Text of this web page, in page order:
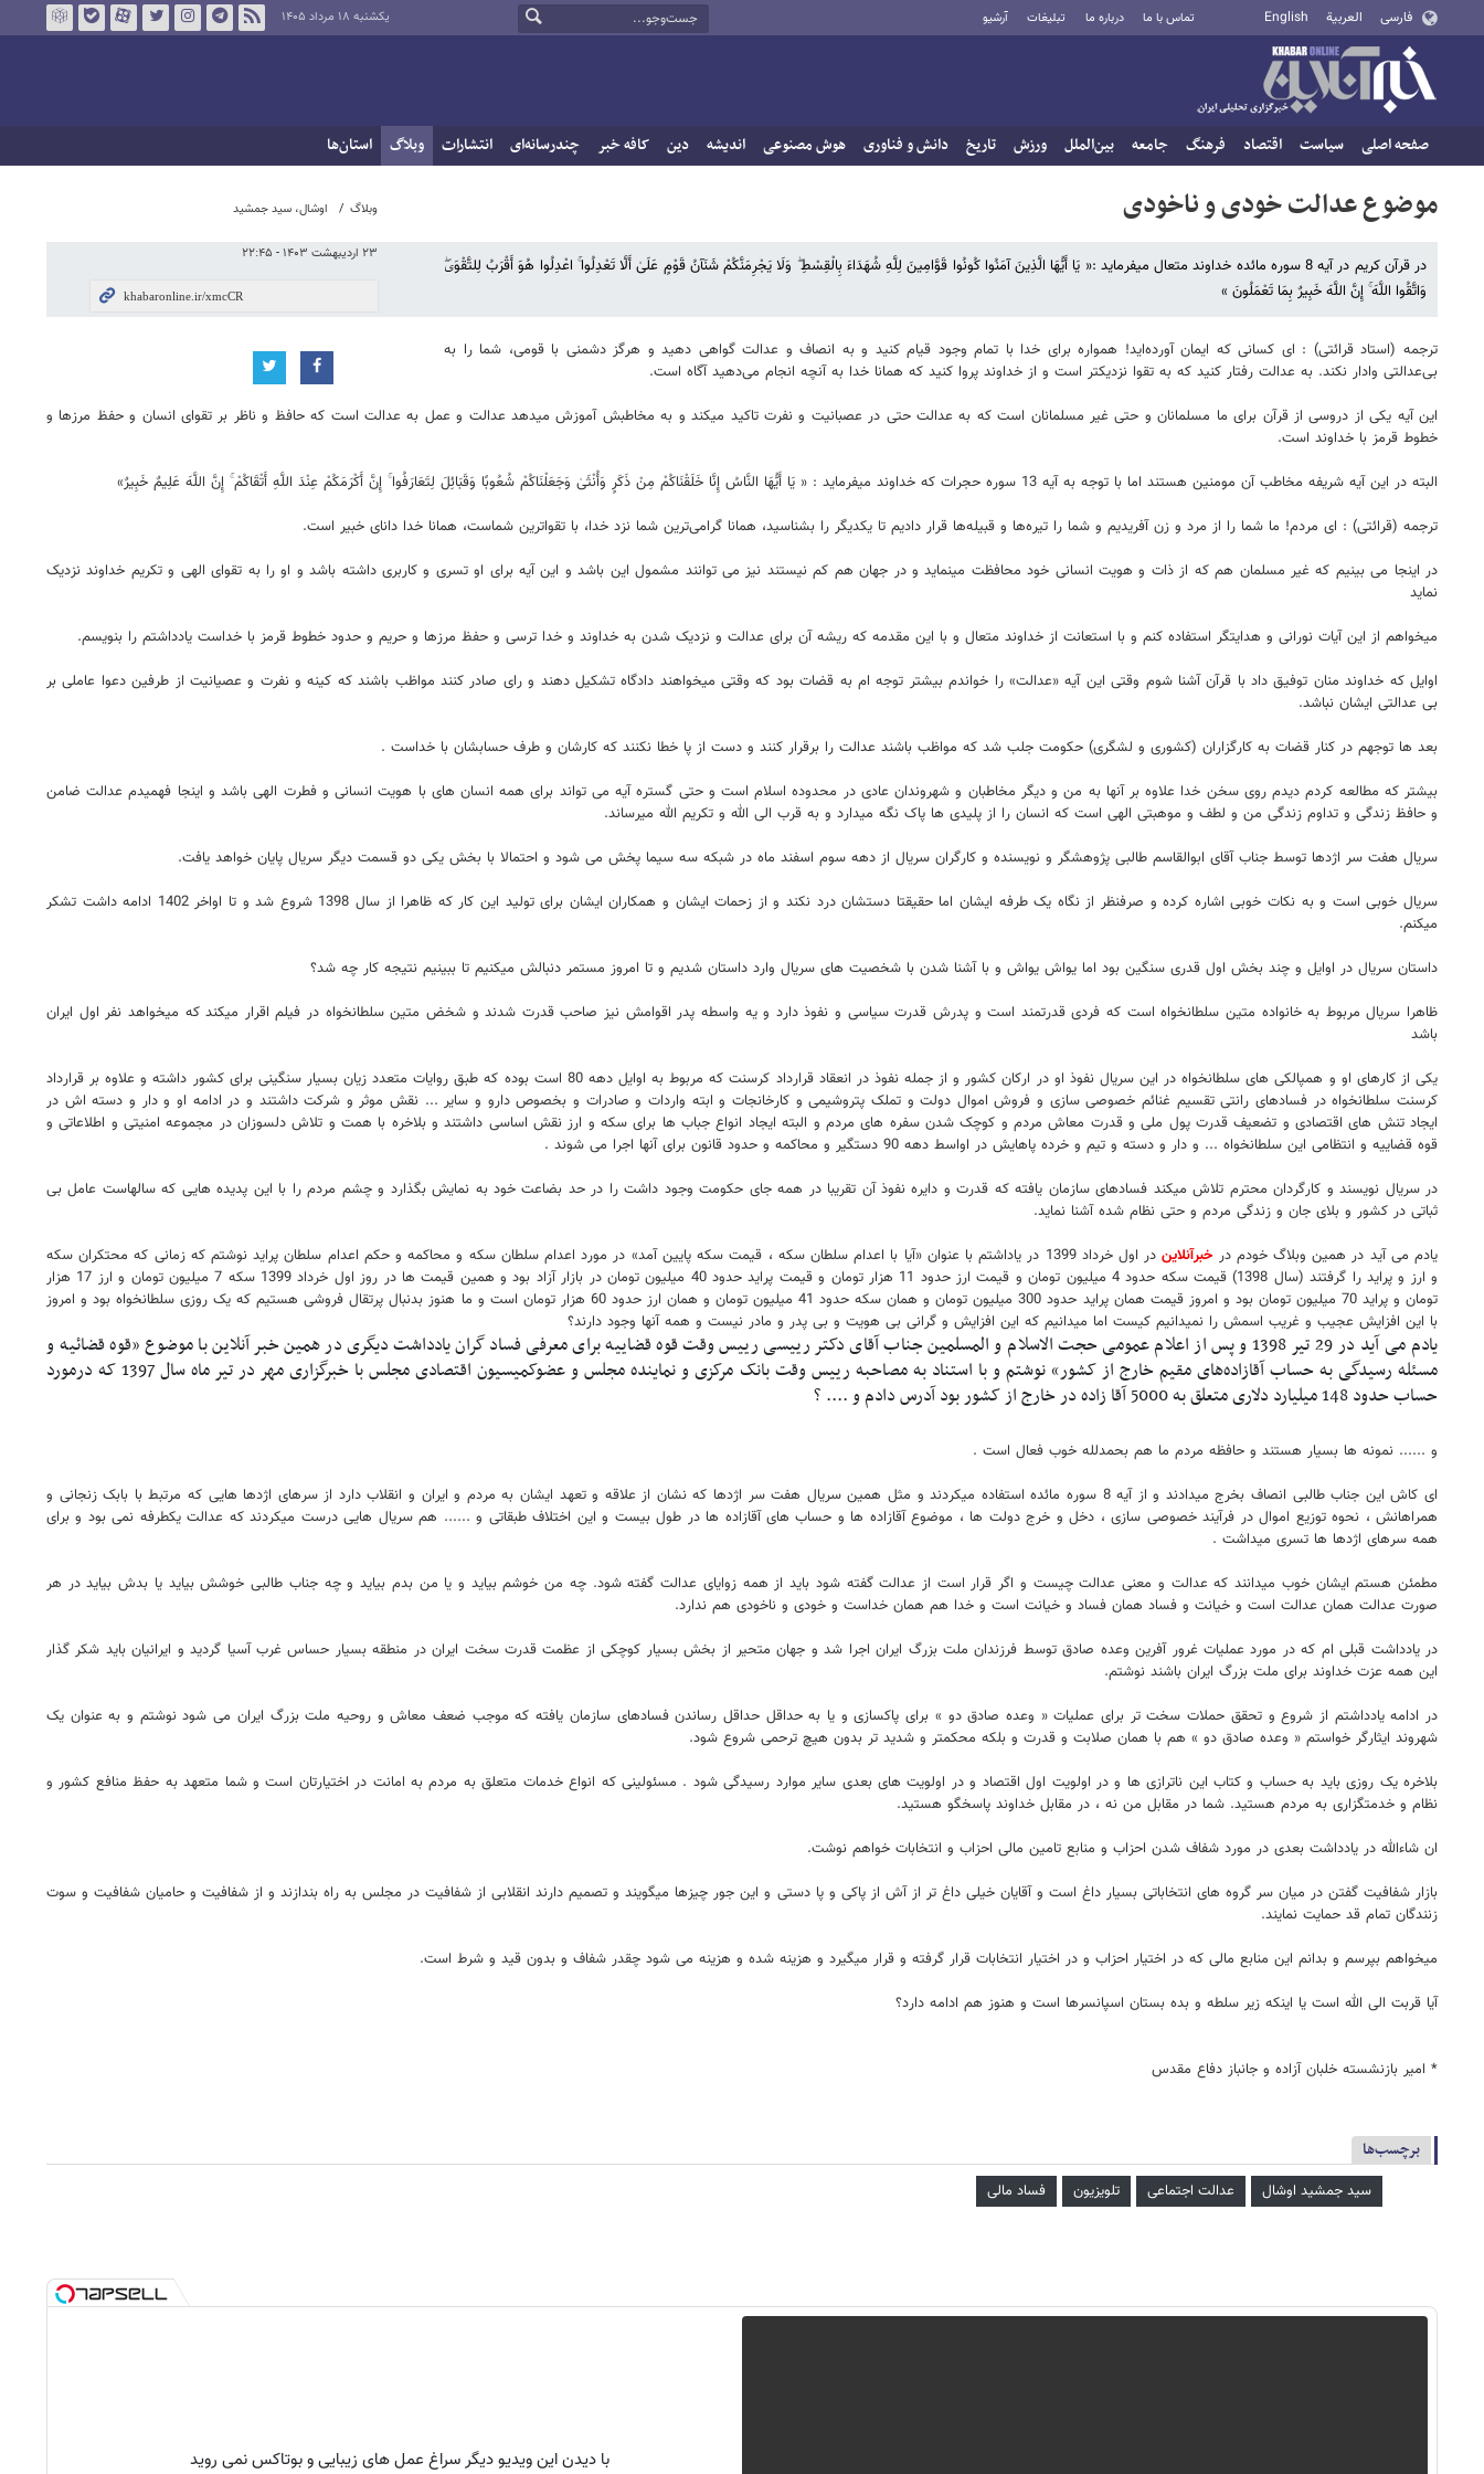
فارسی العربية English تماس با ما درباره ما تبلیغات آرشیو یکشنبه ۱۸ مرداد ۱۴۰۵
صفحه اصلی سیاست اقتصاد فرهنگ جامعه بین‌الملل ورزش تاریخ دانش و فناوری هوش مصنوعی اندیشه دین کافه خبر چندرسانه‌ای انتشارات وبلاگ استان‌ها
وبلاگ اوشال، سید جمشید
۲۳ اردیبهشت ۱۴۰۳ - ۲۲:۴۵
موضوع عدالت خودی و ناخودی
در قرآن کریم در آیه 8 سوره مائده خداوند متعال میفرماید :« یَا أَیُّهَا الَّذِینَ آمَنُوا کُونُوا قَوَّامِینَ لِلَّهِ شُهَدَاءَ بِالْقِسْطِ ۖ وَلَا یَجْرِمَنَّکُمْ شَنَآنُ قَوْمٍ عَلَیٰ أَلَّا تَعْدِلُوا ۚ اعْدِلُوا هُوَ أَقْرَبُ لِلتَّقْوَیۖ
وَاتَّقُوا اللَّهَ ۚ إِنَّ اللَّهَ خَبِیرٌ بِمَا تَعْمَلُونَ »
ترجمه (استاد قرائتی) : ای کسانی که ایمان آورده‌اید! همواره برای خدا با تمام وجود قیام کنید و به انصاف و عدالت گواهی دهید و هرگز دشمنی با قومی، شما را به
بی‌عدالتی وادار نکند. به عدالت رفتار کنید که به تقوا نزدیکتر است و از خداوند پروا کنید که همانا خدا به آنچه انجام می‌دهید آگاه است.
این آیه یکی از دروسی از قرآن برای ما مسلمانان و حتی غیر مسلمانان است که به عدالت حتی در عصبانیت و نفرت تاکید میکند و به مخاطبش آموزش میدهد عدالت و عمل به عدالت است که حافظ و ناظر بر تقوای انسان و حفظ مرزها و
خطوط قرمز با خداوند است.
البته در این آیه شریفه مخاطب آن مومنین هستند اما با توجه به آیه 13 سوره حجرات که خداوند میفرماید : « یَا أَیُّهَا النَّاسُ إِنَّا خَلَقْنَاکُمْ مِنْ ذَکَرٍ وَأُنْثَیٰ وَجَعَلْنَاکُمْ شُعُوبًا وَقَبَائِلَ لِتَعَارَفُوا ۚ إِنَّ أَکْرَمَکُمْ عِنْدَ اللَّهِ أَتْقَاکُمْ ۚ إِنَّ اللَّهَ عَلِیمٌ خَبِیرٌ»
ترجمه (قرائتی) : ای مردم! ما شما را از مرد و زن آفریدیم و شما را تیره‌ها و قبیله‌ها قرار دادیم تا یکدیگر را بشناسید، همانا گرامی‌ترین شما نزد خدا، با تقواترین شماست، همانا خدا دانای خبیر است.
در اینجا می بینیم که غیر مسلمان هم که از ذات و هویت انسانی خود محافظت مینماید و در جهان هم کم نیستند نیز می توانند مشمول این باشد و این آیه برای او تسری و کاربری داشته باشد و او را به تقوای الهی و تکریم خداوند نزدیک
نماید
میخواهم از این آیات نورانی و هدایتگر استفاده کنم و با استعانت از خداوند متعال و با این مقدمه که ریشه آن برای عدالت و نزدیک شدن به خداوند و خدا ترسی و حفظ مرزها و حریم و حدود خطوط قرمز با خداست یادداشتم را بنویسم.
اوایل که خداوند منان توفیق داد با قرآن آشنا شوم وقتی این آیه «عدالت» را خواندم بیشتر توجه ام به قضات بود که وقتی میخواهند دادگاه تشکیل دهند و رای صادر کنند مواظب باشند که کینه و نفرت و عصیانیت از طرفین دعوا عاملی بر
بی عدالتی ایشان نباشد.
بعد ها توجهم در کنار قضات به کارگزاران (کشوری و لشگری) حکومت جلب شد که مواظب باشند عدالت را برقرار کنند و دست از پا خطا نکنند که کارشان و طرف حسابشان با خداست .
بیشتر که مطالعه کردم دیدم روی سخن خدا علاوه بر آنها به من و دیگر مخاطبان و شهروندان عادی در محدوده اسلام است و حتی گستره آیه می تواند برای همه انسان های با هویت انسانی و فطرت الهی باشد و اینجا فهمیدم عدالت ضامن
و حافظ زندگی و تداوم زندگی من و لطف و موهبتی الهی است که انسان را از پلیدی ها پاک نگه میدارد و به قرب الی الله و تکریم الله میرساند.
سریال هفت سر اژدها توسط جناب آقای ابوالقاسم طالبی پژوهشگر و نویسنده و کارگران سریال از دهه سوم اسفند ماه در شبکه سه سیما پخش می شود و احتمالا با بخش یکی دو قسمت دیگر سریال پایان خواهد یافت.
سریال خوبی است و به نکات خوبی اشاره کرده و صرفنظر از نگاه یک طرفه ایشان اما حقیقتا دستشان درد نکند و از زحمات ایشان و همکاران ایشان برای تولید این کار که ظاهرا از سال 1398 شروع شد و تا اواخر 1402 ادامه داشت تشکر
میکنم.
داستان سریال در اوایل و چند بخش اول قدری سنگین بود اما یواش یواش و با آشنا شدن با شخصیت های سریال وارد داستان شدیم و تا امروز مستمر دنبالش میکنیم تا ببینیم نتیجه کار چه شد؟
ظاهرا سریال مربوط به خانواده متین سلطانخواه است که فردی قدرتمند است و پدرش قدرت سیاسی و نفوذ دارد و یه واسطه پدر اقوامش نیز صاحب قدرت شدند و شخض متین سلطانخواه در فیلم اقرار میکند که میخواهد نفر اول ایران
باشد
یکی از کارهای او و همپالکی های سلطانخواه در این سریال نفوذ او در ارکان کشور و از جمله نفوذ در انعقاد قرارداد کرسنت که مربوط به اوایل دهه 80 است بوده که طبق روایات متعدد زیان بسیار سنگینی برای کشور داشته و علاوه بر قرارداد
کرسنت سلطانخواه در فسادهای رانتی تقسیم غنائم خصوصی سازی و فروش اموال دولت و تملک پتروشیمی و کارخانجات و ابته واردات و صادرات و بخصوص دارو و سایر ... نقش موثر و شرکت داشتند و در ادامه او و دار و دسته اش در
ایجاد تنش های اقتصادی و تضعیف قدرت پول ملی و قدرت معاش مردم و کوچک شدن سفره های مردم و البته ایجاد انواع جباب ها برای سکه و ارز نقش اساسی داشتند و بلاخره با همت و تلاش دلسوزان در مجموعه امنیتی و اطلاعاتی و
قوه قضاییه و انتظامی این سلطانخواه ... و دار و دسته و تیم و خرده پاهایش در اواسط دهه 90 دستگیر و محاکمه و حدود قانون برای آنها اجرا می شوند .
در سریال نویسند و کارگردان محترم تلاش میکند فسادهای سازمان یافته که قدرت و دایره نفوذ آن تقریبا در همه جای حکومت وجود داشت را در حد بضاعت خود به نمایش بگذارد و چشم مردم را با این پدیده هایی که سالهاست عامل بی
ثباتی در کشور و بلای جان و زندگی مردم و حتی نظام شده آشنا نماید.
یادم می آید در همین وبلاگ خودم درخبرآنلاین
در اول خرداد 1399 در یاداشتم با عنوان «آیا با اعدام سلطان سکه ، قیمت سکه پایین آمد» در مورد اعدام سلطان سکه و محاکمه و حکم اعدام سلطان پراید نوشتم که زمانی که محتکران سکه
و ارز و پراید را گرفتند (سال 1398) قیمت سکه حدود 4 میلیون تومان و قیمت ارز حدود 11 هزار تومان و قیمت پراید حدود 40 میلیون تومان در بازار آزاد بود و همین قیمت ها در روز اول خرداد 1399 سکه 7 میلیون تومان و ارز 17 هزار
تومان و پراید 70 میلیون تومان بود و امروز قیمت همان پراید حدود 300 میلیون تومان و همان سکه حدود 41 میلیون تومان و همان ارز حدود 60 هزار تومان است و ما هنوز بدنبال پرتقال فروشی هستیم که یک روزی سلطانخواه بود و امروز
با این افزایش عجیب و غریب اسمش را نمیدانیم کیست اما میدانیم که این افزایش و گرانی بی هویت و بی پدر و مادر نیست و همه آنها وجود دارند؟
یادم می آید در 29 تیر 1398 و پس از اعلام عمومی حجت الاسلام و المسلمین جناب آقای دکتر رییسی رییس وقت قوه قضاییه برای معرفی فساد گران یادداشت دیگری در همین خبر آنلاین با موضوع «قوه قضائیه و
مسئله رسیدگی به حساب آقازاده‌های مقیم خارج از کشور» نوشتم و با استناد به مصاحبه رییس وقت بانک مرکزی و نماینده مجلس و عضوکمیسیون اقتصادی مجلس با خبرگزاری مهر در تیر ماه سال 1397 که درمورد
حساب حدود 148 میلیارد دلاری متعلق به 5000 آقا زاده در خارج از کشور بود آدرس دادم و .... ؟
و ...... نمونه ها بسیار هستند و حافظه مردم ما هم بحمدلله خوب فعال است .
ای کاش این جناب طالبی انصاف بخرج میدادند و از آیه 8 سوره مائده استفاده میکردند و مثل همین سریال هفت سر اژدها که نشان از علاقه و تعهد ایشان به مردم و ایران و انقلاب دارد از سرهای اژدها هایی که مرتبط با بابک زنجانی و
همراهانش ، نحوه توزیع اموال در فرآیند خصوصی سازی ، دخل و خرج دولت ها ، موضوع آقازاده ها و حساب های آقازاده ها در طول بیست و این اختلاف طبقاتی و ...... هم سریال هایی درست میکردند که عدالت یکطرفه نمی بود و برای
همه سرهای اژدها ها تسری میداشت .
مطمئن هستم ایشان خوب میدانند که عدالت و معنی عدالت چیست و اگر قرار است از عدالت گفته شود باید از همه زوایای عدالت گفته شود. چه من خوشم بیاید و یا من بدم بیاید و چه جناب طالبی خوشش بیاید یا بدش بیاید در هر
صورت عدالت همان عدالت است و خیانت و فساد همان فساد و خیانت است و خدا هم همان خداست و خودی و ناخودی هم ندارد.
در یادداشت قبلی ام که در مورد عملیات غرور آفرین وعده صادق توسط فرزندان ملت بزرگ ایران اجرا شد و جهان متحیر از بخش بسیار کوچکی از عظمت قدرت سخت ایران در منطقه بسیار حساس غرب آسیا گردید و ایرانیان باید شکر گذار
این همه عزت خداوند برای ملت بزرگ ایران باشند نوشتم.
در ادامه یادداشتم از شروع و تحقق حملات سخت تر برای عملیات « وعده صادق دو » برای پاکسازی و یا به حداقل حداقل رساندن فسادهای سازمان یافته که موجب ضعف معاش و روحیه ملت بزرگ ایران می شود نوشتم و به عنوان یک
شهروند ایثارگر خواستم « وعده صادق دو » هم با همان صلابت و قدرت و بلکه محکمتر و شدید تر بدون هیچ ترحمی شروع شود.
بلاخره یک روزی باید به حساب و کتاب این ناترازی ها و در اولویت اول اقتصاد و در اولویت های بعدی سایر موارد رسیدگی شود . مسئولینی که انواع خدمات متعلق به مردم به امانت در اختیارتان است و شما متعهد به حفظ منافع کشور و
نظام و خدمتگزاری به مردم هستید. شما در مقابل من نه ، در مقابل خداوند پاسخگو هستید.
ان شاءالله در یادداشت بعدی در مورد شفاف شدن احزاب و منابع تامین مالی احزاب و انتخابات خواهم نوشت.
بازار شفافیت گفتن در میان سر گروه های انتخاباتی بسیار داغ است و آقایان خیلی داغ تر از آش از پاکی و پا دستی و این جور چیزها میگویند و تصمیم دارند انقلابی از شفافیت در مجلس به راه بندازند و از شفافیت و حامیان شفافیت و سوت
زنندگان تمام قد حمایت نمایند.
میخواهم بپرسم و بدانم این منابع مالی که در اختیار احزاب و در اختیار انتخابات قرار گرفته و قرار میگیرد و هزینه شده و هزینه می شود چقدر شفاف و بدون قید و شرط است.
آیا قربت الی الله است یا اینکه زیر سلطه و بده بستان اسپانسرها است و هنوز هم ادامه دارد؟
* امیر بازنشسته خلبان آزاده و جانباز دفاع مقدس
برچسب‌ها
سید جمشید اوشال عدالت اجتماعی تلویزیون فساد مالی
با دیدن این ویدیو دیگر سراغ عمل های زیبایی و بوتاکس نمی روید